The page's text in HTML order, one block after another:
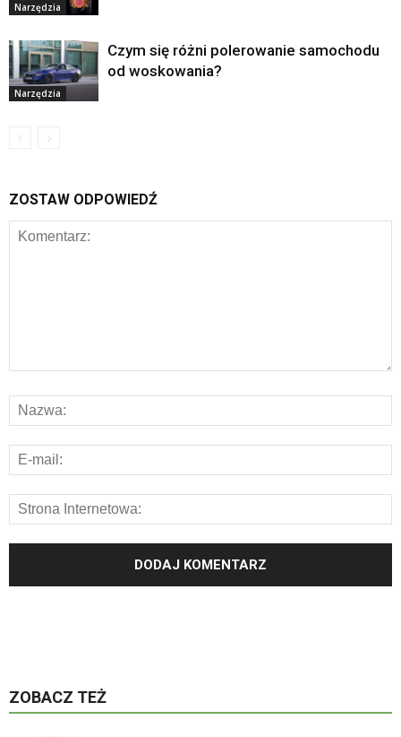
Narzędzia
Narzędzia
Czym się różni polerowanie samochodu
od woskowania?
ZOSTAW ODPOWIEDŹ
ZOBACZ TEŻ